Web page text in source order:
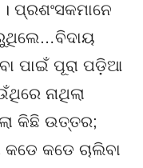
ପ୍ରଶଂସକମାନେ
ପାଇଁ ପୂରା ପଡ଼ିଆ
ନାଥିଲା
କିଛି ଉତ୍ତର;
କଡେ ଚାଲିବା